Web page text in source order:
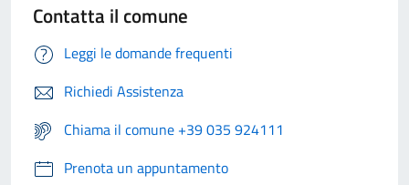
Contatta il comune
Leggi le domande frequenti
Richiedi Assistenza
Chiama il comune +39 035 924111
Prenota un appuntamento